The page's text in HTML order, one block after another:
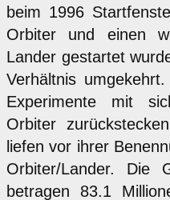
beim 1996
Orbiter und einen
Lander gestartet
Verhältnis
Experimente mit
Orbiter
liefen vor ihrer
Orbiter/Lander. Die
betragen 83.1